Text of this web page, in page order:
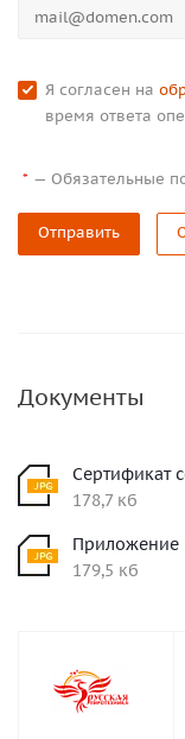
Я согласен на
время ответа
* — Обязательные
Отправить
Документы
Сертификат
178,7 кб
Приложение
179,5 кб